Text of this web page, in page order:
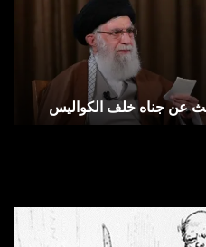
عن جناه خلف الکوالیس